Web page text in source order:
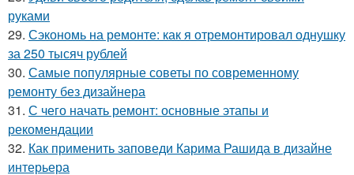
руками
29. Сэкономь на ремонте: как я отремонтировал однушку
за 250 тысяч рублей
30. Самые популярные советы по современному
ремонту без дизайнера
31. С чего начать ремонт: основные этапы и
рекомендации
32. Как применить заповеди Карима Рашида в дизайне
интерьера